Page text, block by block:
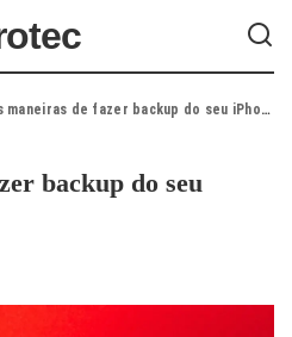
maneiras de fazer backup do seu iPhone
backup do seu